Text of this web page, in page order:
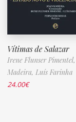
Vítimas de Salazar
Irene Flunser Pimentel,
Madeira, Luís Farinha
24.00€